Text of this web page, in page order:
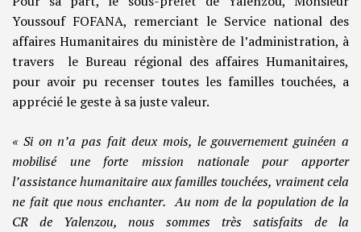
Youssouf FOFANA, remerciant le Service national des
affaires Humanitaires du ministère de l’administration, à
travers le Bureau régional des affaires Humanitaires,
pour avoir pu recenser toutes les familles touchées, a
apprécié le geste à sa juste valeur.
« Si on n’a pas fait deux mois, le gouvernement guinéen a
mobilisé une forte mission nationale pour apporter
l’assistance humanitaire aux familles touchées, vraiment cela
ne fait que nous enchanter. Au nom de la population de la
CR de Yalenzou, nous sommes très satisfaits de la